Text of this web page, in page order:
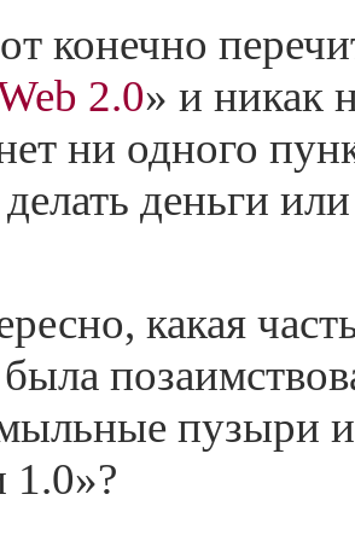
конечно
2.0» и никак
ни одного
деньги
какая
пузыри и
1.0»?